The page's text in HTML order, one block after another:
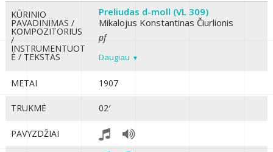
KŪRINIO
PAVADINIMAS /
KOMPOZITORIUS
/
INSTRUMENTUOT
Ė / TEKSTAS
Preliudas d-moll (VL 309)
Mikalojus Konstantinas Čiurlionis
pf
Daugiau
METAI 1907
TRUKMĖ 02′
PAVYZDŽIAI